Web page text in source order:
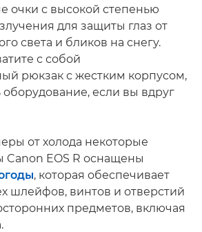
очки с высокой степенью
для защиты глаз от
света и бликов на снегу.
с собой
рюкзак с жестким корпусом,
если вы вдруг
от холода некоторые
Canon EOS R оснащены
, которая обеспечивает
шлейфов, винтов и отверстий
предметов, включая